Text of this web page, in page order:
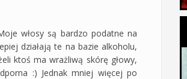
włosy są bardzo podatne na
działają te na bazie alkoholu,
ktoś ma wrażliwą skórę głowy,
:) Jednak mniej więcej po